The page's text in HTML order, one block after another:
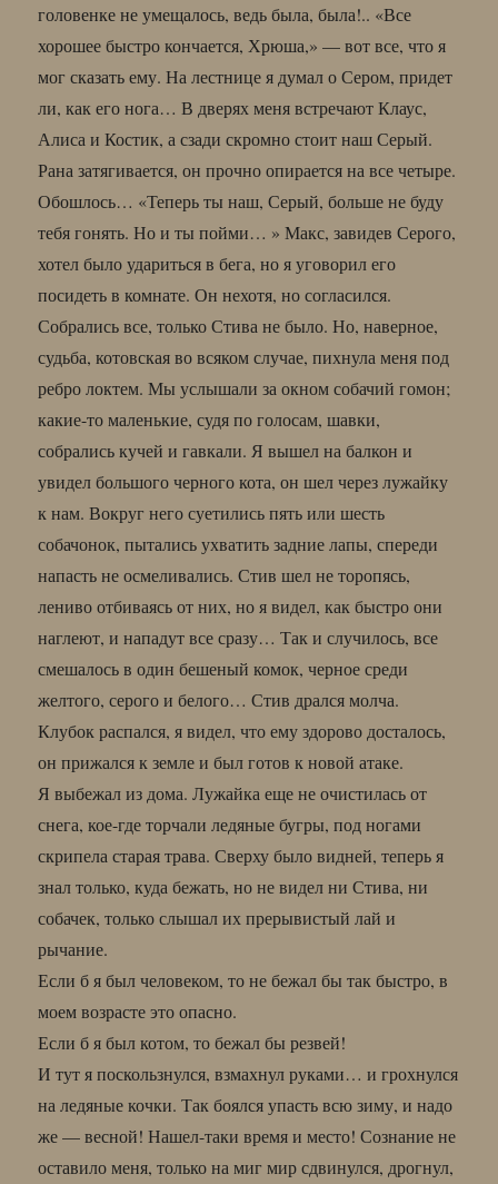
головенке не умещалось, ведь была, была!.. «Все
хорошее быстро кончается, Хрюша,» — вот все, что я
мог сказать ему. На лестнице я думал о Сером, придет
ли, как его нога… В дверях меня встречают Клаус,
Алиса и Костик, а сзади скромно стоит наш Серый.
Рана затягивается, он прочно опирается на все четыре.
Обошлось… «Теперь ты наш, Серый, больше не буду
тебя гонять. Но и ты пойми… » Макс, завидев Серого,
хотел было удариться в бега, но я уговорил его
посидеть в комнате. Он нехотя, но согласился.
Собрались все, только Стива не было. Но, наверное,
судьба, котовская во всяком случае, пихнула меня под
ребро локтем. Мы услышали за окном собачий гомон;
какие-то маленькие, судя по голосам, шавки,
собрались кучей и гавкали. Я вышел на балкон и
увидел большого черного кота, он шел через лужайку
к нам. Вокруг него суетились пять или шесть
собачонок, пытались ухватить задние лапы, спереди
напасть не осмеливались. Стив шел не торопясь,
лениво отбиваясь от них, но я видел, как быстро они
наглеют, и нападут все сразу… Так и случилось, все
смешалось в один бешеный комок, черное среди
желтого, серого и белого… Стив дрался молча.
Клубок распался, я видел, что ему здорово досталось,
он прижался к земле и был готов к новой атаке.
Я выбежал из дома. Лужайка еще не очистилась от
снега, кое-где торчали ледяные бугры, под ногами
скрипела старая трава. Сверху было видней, теперь я
знал только, куда бежать, но не видел ни Стива, ни
собачек, только слышал их прерывистый лай и
рычание.
Если б я был человеком, то не бежал бы так быстро, в
моем возрасте это опасно.
Если б я был котом, то бежал бы резвей!
И тут я поскользнулся, взмахнул руками… и грохнулся
на ледяные кочки. Так боялся упасть всю зиму, и надо
же — весной! Нашел-таки время и место! Сознание не
оставило меня, только на миг мир сдвинулся, дрогнул,